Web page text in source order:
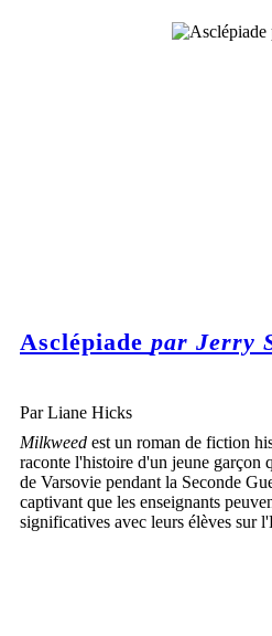
Asclépiade par Jerry
Par Liane Hicks
Milkweed est un roman de fiction
raconte l'histoire d'un jeune garçon
de Varsovie pendant la Seconde
captivant que les enseignants
significatives avec leurs élèves sur